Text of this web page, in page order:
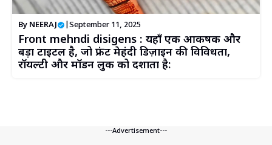
By NEERAJ September 11, 2025
Front mehndi disigens : यहाँ एक आकर्षक और
बड़ा टाइटल है, जो फ्रंट मेहंदी डिज़ाइन की विविधता,
रॉयल्टी और मॉडर्न लुक को दर्शाता है:
---Advertisement---